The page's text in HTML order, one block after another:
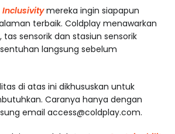
Inclusivitymereka ingin siapapun
terbaik. Coldplay menawarkan
sensorik dan stasiun sensorik
langsung sebelum
di atas ini dikhususkan untuk
Caranya hanya dengan
email access@coldplay.com.